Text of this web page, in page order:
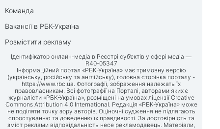
Команда
Вакансії в РБК-Україна
Розмістити рекламу
Ідентифікатор онлайн-медіа в Реєстрі суб’єктів у сфері медіа —
R40-05347
Інформаційний портал «РБК-Україна» має тримовну версію
(українську, російську та англійську), головна сторінка порталу -
https://www.rbc.ua. Фотографії, зображення належать їх
правовласникам. Всі фотографії на Порталі, авторами яких є
журналісти «РБК-Україна», розміщені на умовах ліцензії Creative
Commons Attribution 4.0 International. Редакція «РБК-Україна» може
не поділяти точку зору авторів. Оціночні судження не підлягають
спростуванню та доведенню їх правдивості. За достовірність та
зміст реклами відповідальність несе рекламодавець. Матеріали,